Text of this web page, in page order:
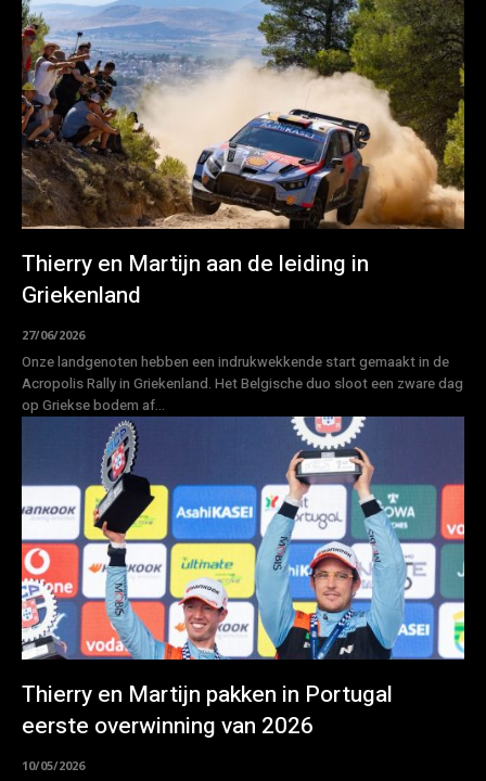
Thierry en Martijn aan de leiding in
Griekenland
27/06/2026
Onze landgenoten hebben een indrukwekkende start gemaakt in de
Acropolis Rally in Griekenland. Het Belgische duo sloot een zware dag
op Griekse bodem af...
Thierry en Martijn pakken in Portugal
eerste overwinning van 2026
10/05/2026